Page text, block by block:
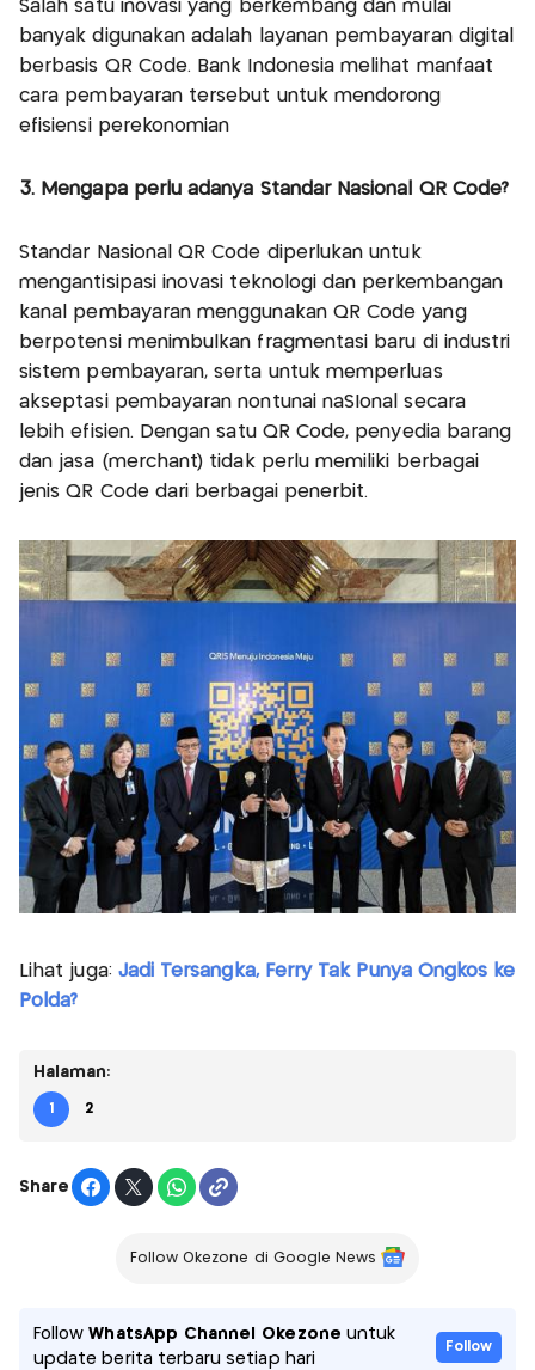
Salah satu inovasi yang berkembang dan mulai
banyak digunakan adalah layanan pembayaran digital
berbasis QR Code. Bank Indonesia melihat manfaat
cara pembayaran tersebut untuk mendorong
efisiensi perekonomian
3. Mengapa perlu adanya Standar Nasional QR Code?
Standar Nasional QR Code diperlukan untuk
mengantisipasi inovasi teknologi dan perkembangan
kanal pembayaran menggunakan QR Code yang
berpotensi menimbulkan fragmentasi baru di industri
sistem pembayaran, serta untuk memperluas
akseptasi pembayaran nontunai naSIonal secara
lebih efisien. Dengan satu QR Code, penyedia barang
dan jasa (merchant) tidak perlu memiliki berbagai
jenis QR Code dari berbagai penerbit.
Lihat juga: Jadi Tersangka, Ferry Tak Punya Ongkos ke
Polda?
Halaman:
1 2
Share
Follow Okezone di Google News
FollowWhatsApp Channel Okezone untuk
update berita terbaru setiap hari
Follow